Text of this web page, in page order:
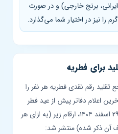
برنج خارجی) و در صورت
نیز در اختیار شما می‌گذارد.
برای فطریه
رقم نقدی فطریه هر نفر را
اعلام دفاتر پیش از عید فطر
رمضان ۱۴۴۷ ه‍.ق — عید فطر ۲۹ اسفند ۱۴۰۴، ارقام زیر (به ازای هر
ذکر شده) منتشر شد: